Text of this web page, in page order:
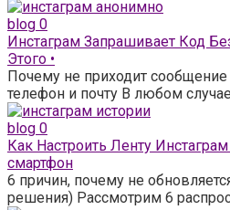
blog 0
Инстаграм Запрашивает Код
Этого •
Почему не приходит
телефон и почту В любом
blog 0
Как Настроить Ленту
смартфон
6 причин, почему не
решения) Рассмотрим 6